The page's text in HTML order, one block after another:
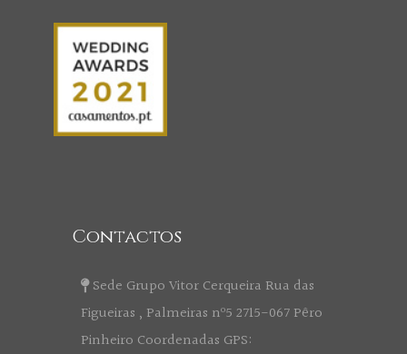
Contactos
Sede Grupo Vitor Cerqueira Rua das
Figueiras , Palmeiras nº5 2715-067 Pêro
Pinheiro Coordenadas GPS: